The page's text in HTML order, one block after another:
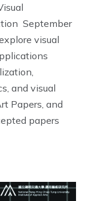
September
visual
and visual
Papers, and
papers